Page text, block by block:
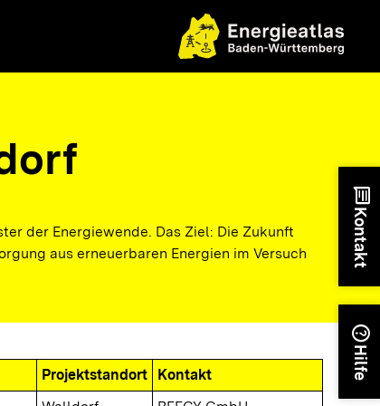
der Energiewende. Das Ziel: Die Zukunft
aus erneuerbaren Energien im Versuch
Projektstandort
Kontakt
chat
Kontakt
help
Hilfe